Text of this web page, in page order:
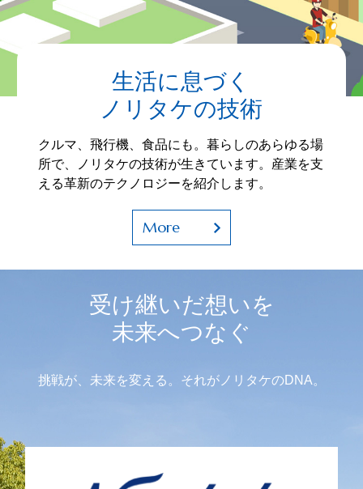
生活に息づく
ノリタケの技術
クルマ、飛行機、食品にも。暮らしのあらゆる場
所で、ノリタケの技術が生きています。産業を支
える革新のテクノロジーを紹介します。
More
受け継いだ想いを
未来へつなぐ
挑戦が、未来を変える。それがノリタケのDNA。